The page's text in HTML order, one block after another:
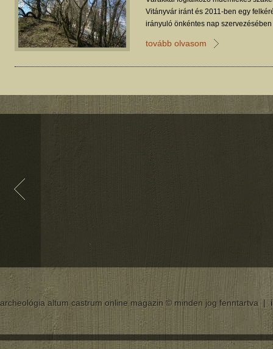
Vitányvár iránt és 2011-ben egy
irányuló önkéntes nap
tovább olvasom
archeológia altum castrum online magazin © minden jog fenntartva |